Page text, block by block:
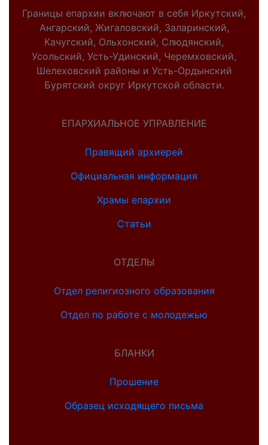
Границы епархии включают в себя Иркутский,
Ангарский, Жигаловский, Заларинский,
Качугский, Ольхонский, Слюдянский,
Усольский, Усть-Удинский, Черемховский,
Шелеховский районы и Усть-Ордынский
Бурятский округ Иркутской области.
ЕПАРХИАЛЬНОЕ УПРАВЛЕНИЕ
Правящий архиерей
Официальная информация
Храмы епархии
Статьи
ОТДЕЛЫ
Отдел религиозного образования
Отдел по работе с молодежью
БЛАНКИ
Прошение
Образец исходящего письма